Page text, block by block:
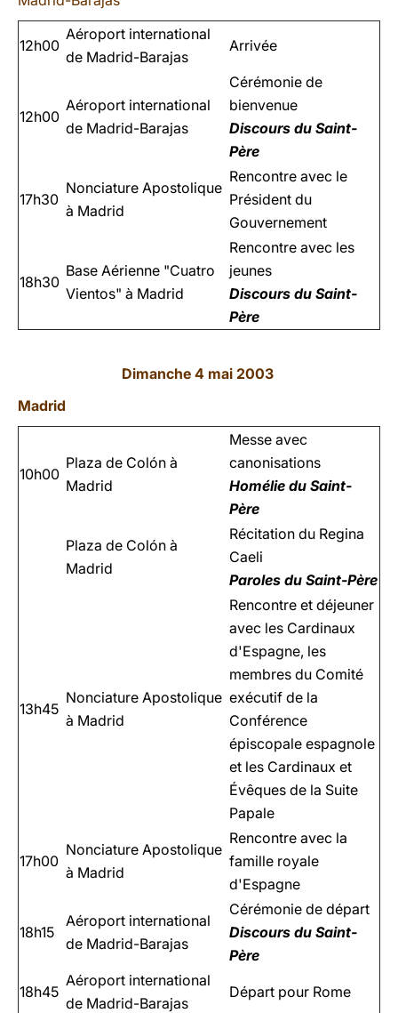
12h00
Aéroport international
de Madrid-Barajas
Arrivée
12h00
Aéroport international
de Madrid-Barajas
Cérémonie de
bienvenue
Discours du Saint-
Père
17h30
Nonciature Apostolique
à Madrid
Rencontre avec le
Président du
Gouvernement
18h30
Base Aérienne "Cuatro
Vientos" à Madrid
Rencontre avec les
jeunes
Discours du Saint-
Père
Dimanche 4 mai 2003
Madrid
10h00
Plaza de Colón à
Madrid
Messe avec
canonisations
Homélie du Saint-
Père
Plaza de Colón à
Madrid
Récitation du Regina
Caeli
Paroles du Saint-Père
13h45
Nonciature Apostolique
à Madrid
Rencontre et déjeuner
avec les Cardinaux
d'Espagne, les
membres du Comité
exécutif de la
Conférence
épiscopale espagnole
et les Cardinaux et
Évêques de la Suite
Papale
17h00
Nonciature Apostolique
à Madrid
Rencontre avec la
famille royale
d'Espagne
18h15
Aéroport international
de Madrid-Barajas
Cérémonie de départ
Discours du Saint-
Père
18h45
Aéroport international
de Madrid-Barajas
Départ pour Rome